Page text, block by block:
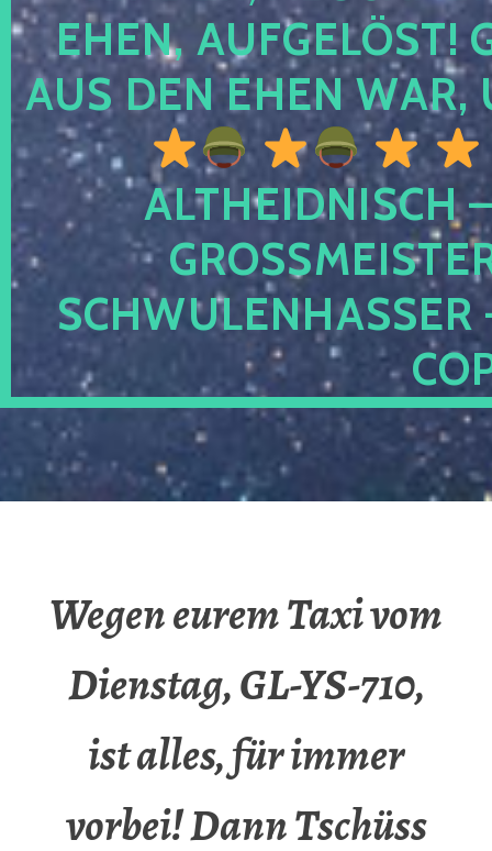
EN, AUFGELÖST!
S DEN EHEN WAR,
ALTHEIDNISCH
CHWULENHASSER
Wegen eurem Taxi vom
Dienstag, GL-YS-710,
ist alles, für immer
vorbei! Dann Tschüss